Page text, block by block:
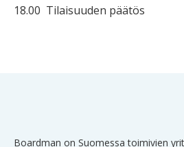
18.00 Tilaisuuden päätös
Boardman on Suomessa toimivien